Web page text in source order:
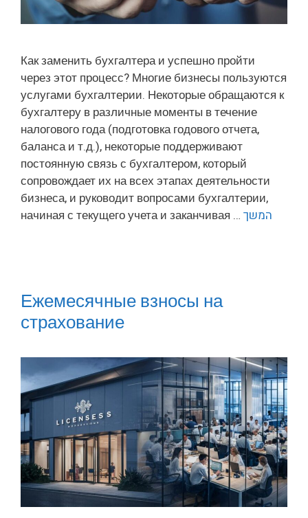
Как заменить бухгалтера и успешно пройти
через этот процесс? Многие бизнесы пользуются
услугами бухгалтерии. Некоторые обращаются к
бухгалтеру в различные моменты в течение
налогового года (подготовка годового отчета,
баланса и т.д.), некоторые поддерживают
постоянную связь с бухгалтером, который
сопровождает их на всех этапах деятельности
бизнеса, и руководит вопросами бухгалтерии,
начиная с текущего учета и заканчивая … המשך
Ежемесячные взносы на
страхование